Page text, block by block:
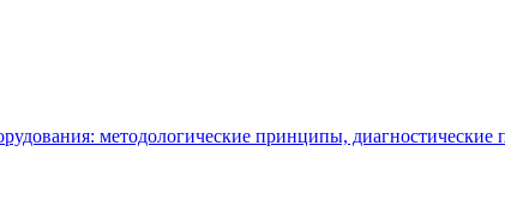
методологические принципы, диагностические